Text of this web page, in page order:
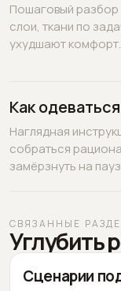
Пошаговый
слои, ткани по
ухудшают
Как
Наглядная
собраться
замёрзнуть на
СВЯЗАННЫЕ
Углубить
Сценарии